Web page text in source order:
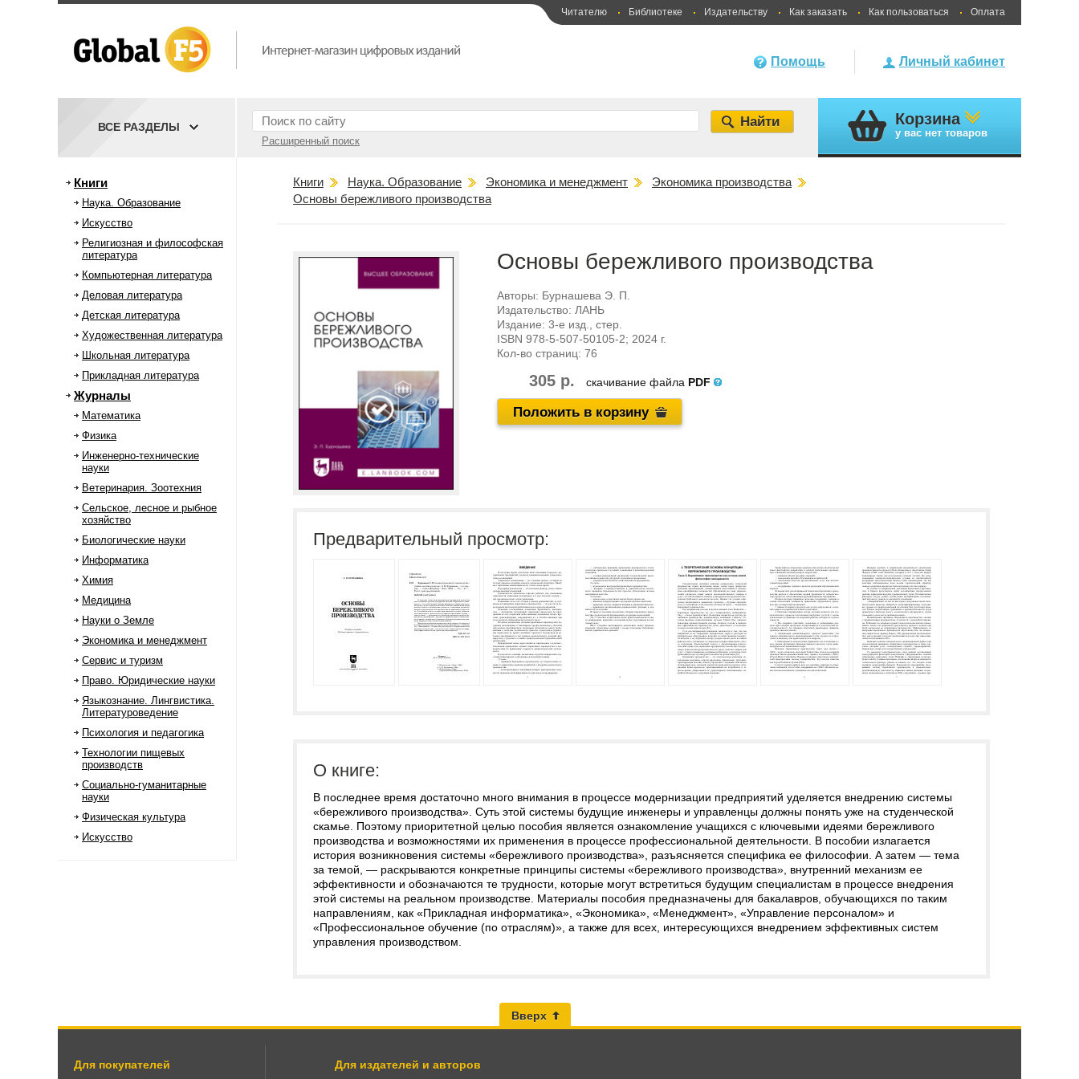
Читателю Библиотеке Издательству Как заказать Как пользоваться Оплата
Личный кабинет
Помощь
Расширенный поиск
ВСЕ РАЗДЕЛЫ Корзина
у вас нет товаров
Книги
Наука. Образование
Искусство
Религиозная и философская
литература
Компьютерная литература
Деловая литература
Детская литература
Художественная литература
Школьная литература
Прикладная литература
Журналы
Математика
Физика
Инженерно-технические
науки
Ветеринария. Зоотехния
Сельское, лесное и рыбное
хозяйство
Биологические науки
Информатика
Химия
Медицина
Науки о Земле
Экономика и менеджмент
Сервис и туризм
Право. Юридические науки
Языкознание. Лингвистика.
Литературоведение
Психология и педагогика
Технологии пищевых
производств
Социально-гуманитарные
науки
Физическая культура
Искусство
Книги Наука. Образование Экономика и менеджмент
Экономика производства
Основы бережливого производства
Основы бережливого производства
Авторы: Бурнашева Э. П.
Издательство: ЛАНЬ
Издание: 3-е изд., стер.
ISBN 978-5-507-50105-2; 2024 г.
Кол-во страниц: 76
305 р. скачивание файла PDF
Положить в корзину
Предварительный просмотр:
О книге:
В последнее время достаточно много внимания в процессе модернизации предприятий уделяется внедрению системы
«бережливого производства». Суть этой системы будущие инженеры и управленцы должны понять уже на студенческой
скамье. Поэтому приоритетной целью пособия является ознакомление учащихся с ключевыми идеями бережливого
производства и возможностями их применения в процессе профессиональной деятельности. В пособии излагается
история возникновения системы «бережливого производства», разъясняется специфика ее философии. А затем — тема
за темой, — раскрываются конкретные принципы системы «бережливого производства», внутренний механизм ее
эффективности и обозначаются те трудности, которые могут встретиться будущим специалистам в процессе внедрения
этой системы на реальном производстве. Материалы пособия предназначены для бакалавров, обучающихся по таким
направлениям, как «Прикладная информатика», «Экономика», «Менеджмент», «Управление персоналом» и
«Профессиональное обучение (по отраслям)», а также для всех, интересующихся внедрением эффективных систем
управления производством.
Вверх
Для покупателей Для издателей и авторов